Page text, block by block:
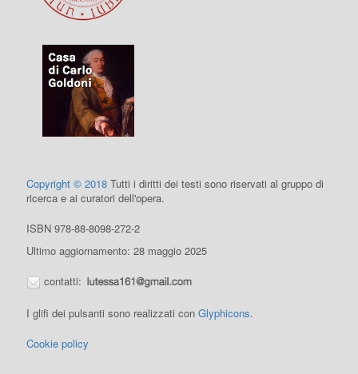
Copyright © 2018 Tutti i diritti dei testi sono riservati al gruppo di
ricerca e ai curatori dell'opera.
ISBN 978-88-8098-272-2
Ultimo aggiornamento: 28 maggio 2025
contatti:
I glifi dei pulsanti sono realizzati conGlyphicons.
Cookie policy